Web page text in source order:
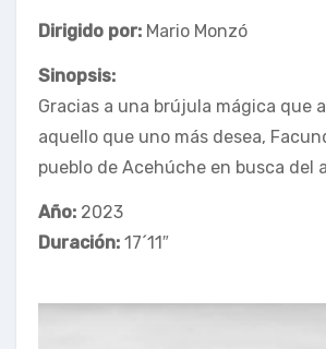
Dirigido por: Mario Monzó
Sinopsis:
Gracias a una brújula mágica que
aquello que uno más desea,
pueblo de Acehúche en busca del
Año: 2023
Duración: 17´11″